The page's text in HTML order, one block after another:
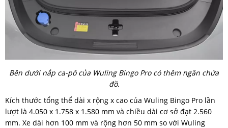
Bên dưới nắp ca-pô của Wuling Bingo Pro có thêm ngăn chứa
đồ.
Kích thước tổng thể dài x rộng x cao của Wuling Bingo Pro lần
lượt là 4.050 x 1.758 x 1.580 mm và chiều dài cơ sở đạt 2.560
mm. Xe dài hơn 100 mm và rộng hơn 50 mm so với Wuling